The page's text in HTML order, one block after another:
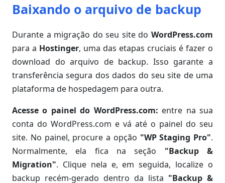
Baixando o arquivo de backup
Durante a migração do seu site do WordPress.com
para a Hostinger, uma das etapas cruciais é fazer o
download do arquivo de backup. Isso garante a
transferência segura dos dados do seu site de uma
plataforma de hospedagem para outra.
Acesse o painel do WordPress.com: entre na sua
conta do WordPress.com e vá até o painel do seu
site. No painel, procure a opção "WP Staging Pro".
Normalmente, ela fica na seção "Backup &
Migration". Clique nela e, em seguida, localize o
backup recém-gerado dentro da lista "Backup &